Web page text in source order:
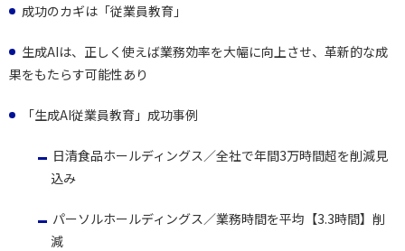
成功のカギは「従業員教育」
生成AIは、正しく使えば業務効率を大幅に向上させ、革新的な成
果をもたらす可能性あり
「生成AI従業員教育」成功事例
日清食品ホールディングス／全社で年間3万時間超を削減見
込み
パーソルホールディングス／業務時間を平均【3.3時間】削
減